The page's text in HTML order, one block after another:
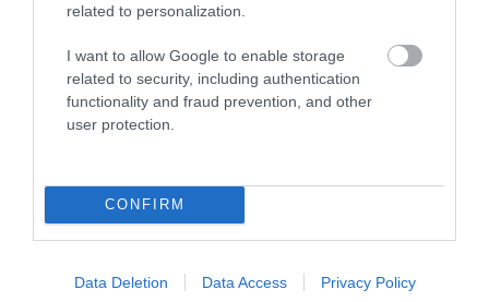
related to personalization.
I want to allow Google to enable storage
related to security, including authentication
functionality and fraud prevention, and other
user protection.
CONFIRM
Data Deletion Data Access Privacy Policy